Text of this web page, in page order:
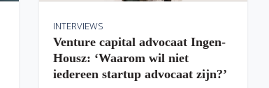
INTERVIEWS
Venture capital advocaat Ingen-
Housz: ‘Waarom wil niet
iedereen startup advocaat zijn?’